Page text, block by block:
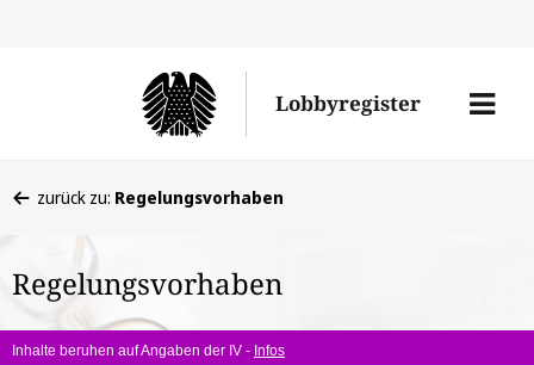
Lobbyregister
Menü
befinden
hier:
zurück zu: Regelungsvorhaben
Regelungsvorhaben
Inhalte beruhen auf Angaben der IV - Infos